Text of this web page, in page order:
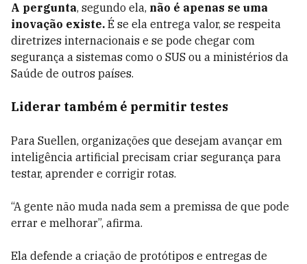
A pergunta, segundo ela, não é apenas se uma
inovação existe. É se ela entrega valor, se respeita
diretrizes internacionais e se pode chegar com
segurança a sistemas como o SUS ou a ministérios da
Saúde de outros países.
Liderar também é permitir testes
Para Suellen, organizações que desejam avançar em
inteligência artificial precisam criar segurança para
testar, aprender e corrigir rotas.
“A gente não muda nada sem a premissa de que pode
errar e melhorar”, afirma.
Ela defende a criação de protótipos e entregas de